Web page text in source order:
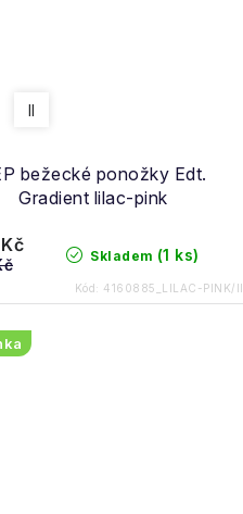
bežecké ponožky Edt.
Gradient lilac-pink
II
Skladem (1 ks)
Kód: 4160885_LILAC-PINK/II